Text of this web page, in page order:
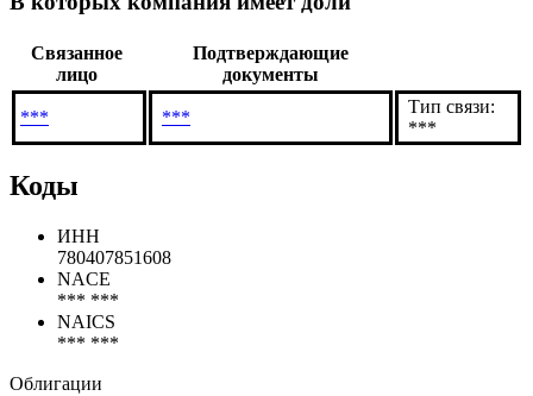
Связанное
лицо
Подтверждающие
документы
*** ***
Тип связи:
***
Коды
ИНН
780407851608
NACE
*** ***
NAICS
*** ***
Облигации